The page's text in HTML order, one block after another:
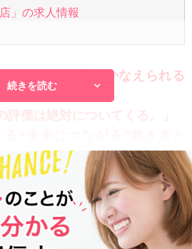
」の求人情報
は無限大！夢をかなえられる
評価は絶対についてくる。」
プ14店舗にまで拡大し、いまや飛
ネイルズグループ（2016年10月
も、グループ内一番の大箱なのが
続きを読む